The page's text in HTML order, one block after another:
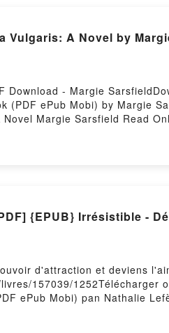
Vulgaris: A Novel by
Download - Margie
(PDF ePub Mobi) by Margie
Margie Sarsfield Read
by Firstory Hosting
{EPUB} Irrésistible -
d'attraction et deviens
157039/1252Télécharger
ePub Mobi) pan Nathalie
et deviens